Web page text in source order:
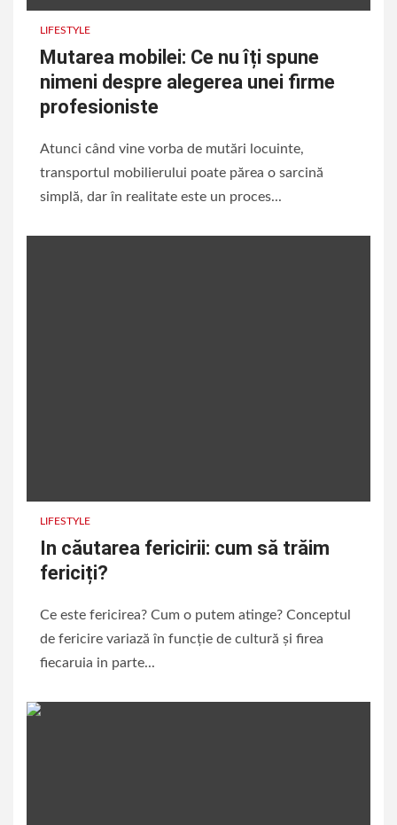
LIFESTYLE
Mutarea mobilei: Ce nu îți spune
nimeni despre alegerea unei firme
profesioniste
Atunci când vine vorba de mutări locuinte,
transportul mobilierului poate părea o sarcină
simplă, dar în realitate este un proces...
LIFESTYLE
In căutarea fericirii: cum să trăim
fericiți?
Ce este fericirea? Cum o putem atinge? Conceptul
de fericire variază în funcție de cultură și firea
fiecaruia in parte...